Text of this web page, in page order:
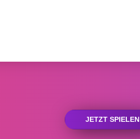
JETZT SPIELEN